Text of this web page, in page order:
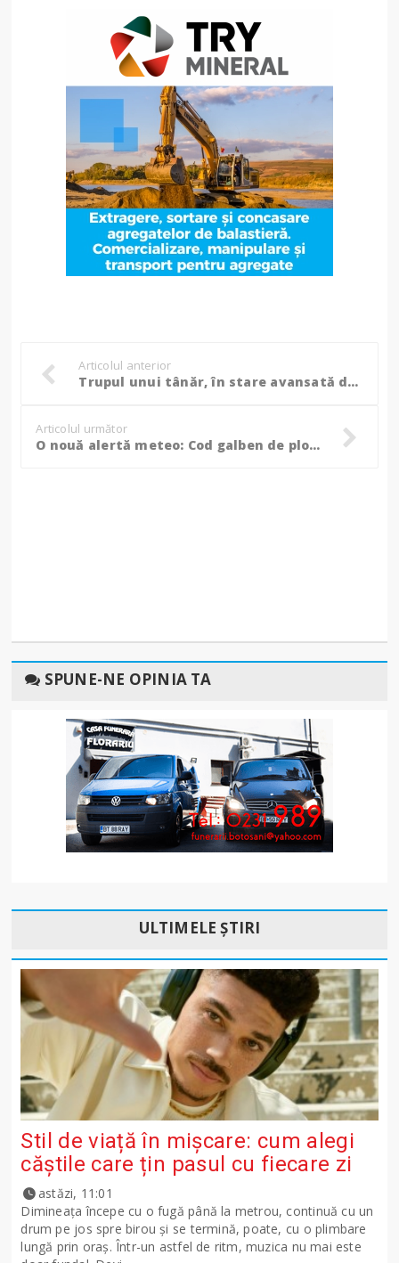
Articolul anterior
Trupul unui tânăr, în stare avansată de descompunere, găsit plutind pe un iaz!
Articolul următor
O nouă alertă meteo: Cod galben de ploi la Botoșani!
SPUNE-NE OPINIA TA
ULTIMELE ȘTIRI
Stil de viață în mișcare: cum alegi
căștile care țin pasul cu fiecare zi
astăzi, 11:01
Dimineața începe cu o fugă până la metrou, continuă cu un
drum pe jos spre birou și se termină, poate, cu o plimbare
lungă prin oraș. Într-un astfel de ritm, muzica nu mai este